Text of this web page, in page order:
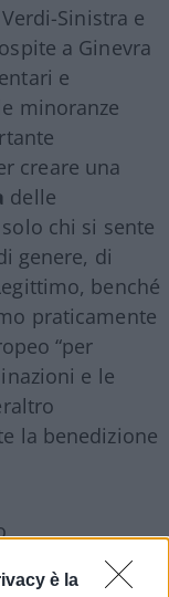
è la
Sinistra e
a Ginevra
e
minoranze
creare una
delle
chi si sente
genere, di
benché
praticamente
“per
e le
la benedizione
razzializzanti